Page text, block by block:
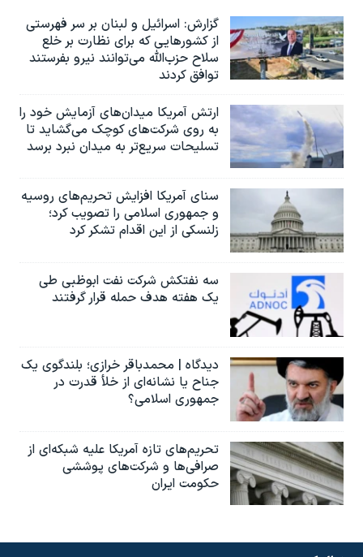
گزارش‌: اسرائيل و لبنان بر سر فهرستی
از کشورهایی که برای نظارت بر خلع
سلاح حزب‌الله می‌توانند نیرو بفرستند
توافق کردند
ارتش آمریکا میدان‌های آزمایش خود را
به روی شرکت‌های کوچک می‌گشاید تا
تسلیحات سریع‌تر به میدان نبرد برسد
سنای آمریکا افزایش تحریم‌های روسیه
و جمهوری اسلامی را تصویب کرد؛
زلنسکی از این اقدام تشکر کرد
سه نفتکش شرکت نفت ابوظبی طی
یک هفته هدف حمله قرار گرفتند
دیدگاه | محمدباقر خرازی؛ بلندگوی یک
جناح یا نشانه‌ای از خلأ قدرت در
جمهوری اسلامی؟
تحریم‌های تازه آمریکا علیه شبکه‌ای از
صرافی‌ها و شرکت‌های پوششی
حکومت ایران